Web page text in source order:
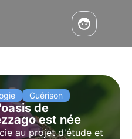
Guérison
de
est née
au projet d'étude et